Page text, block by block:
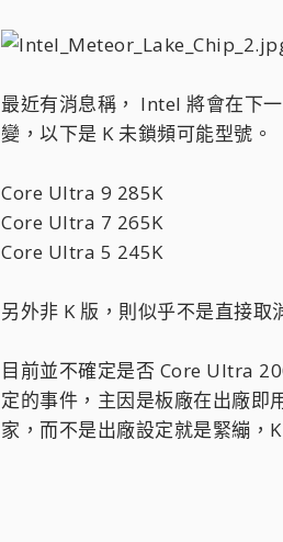
最近有消息稱， Intel 將會在下
變，以下是 K 未鎖頻可能型號。
Core Ultra 9 285K
Core Ultra 7 265K
Core Ultra 5 245K
另外非 K 版，則似乎不是直接
目前並不確定是否 Core Ultra
定的事件，主因是板廠在出廠即
家，而不是出廠設定就是緊繃，